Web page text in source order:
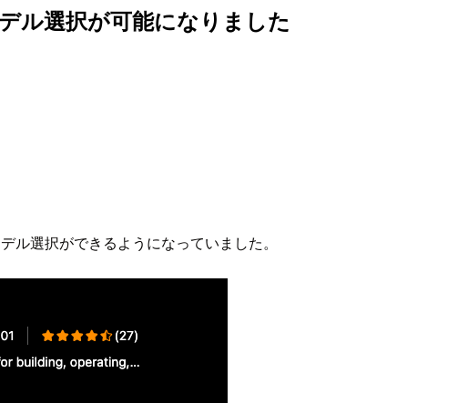
ル選択が可能になりました
選択ができるようになっていました。